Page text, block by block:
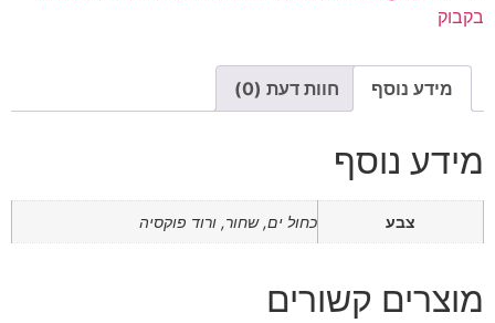
בקבוק
מידע נוסף חוות דעת (0)
מידע נוסף
צבע כחול ים, שחור, ורוד פוקסיה
מוצרים קשורים